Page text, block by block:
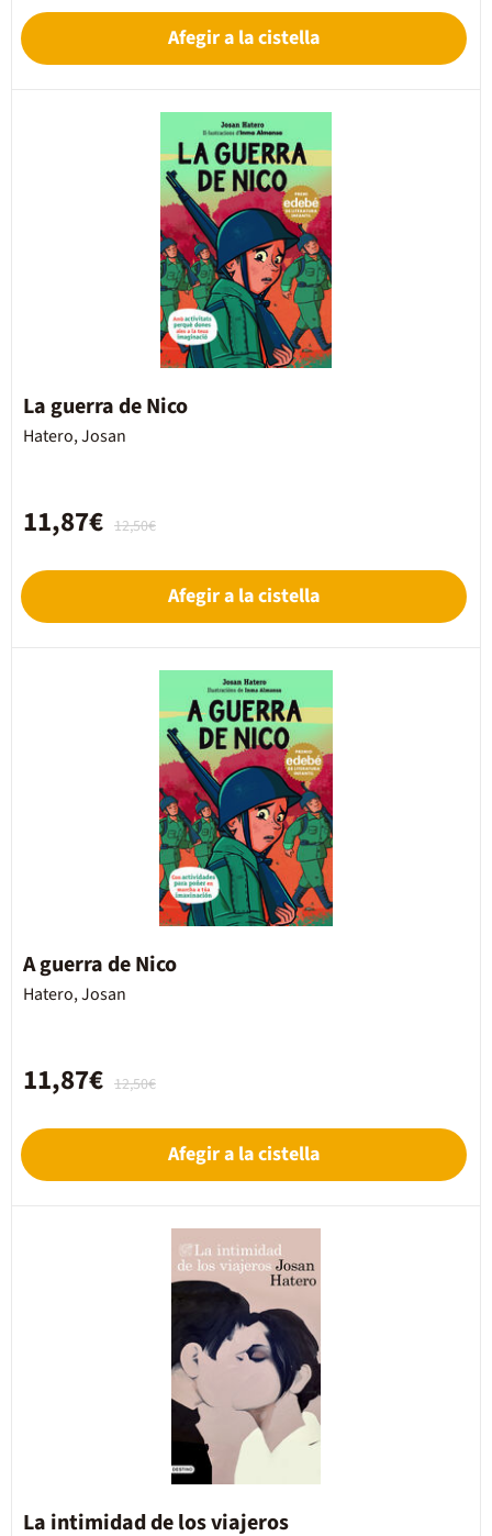
Afegir a la cistella
La guerra de Nico
Hatero, Josan
12,50€
11,87€
Afegir a la cistella
A guerra de Nico
Hatero, Josan
12,50€
11,87€
Afegir a la cistella
La intimidad de los viajeros